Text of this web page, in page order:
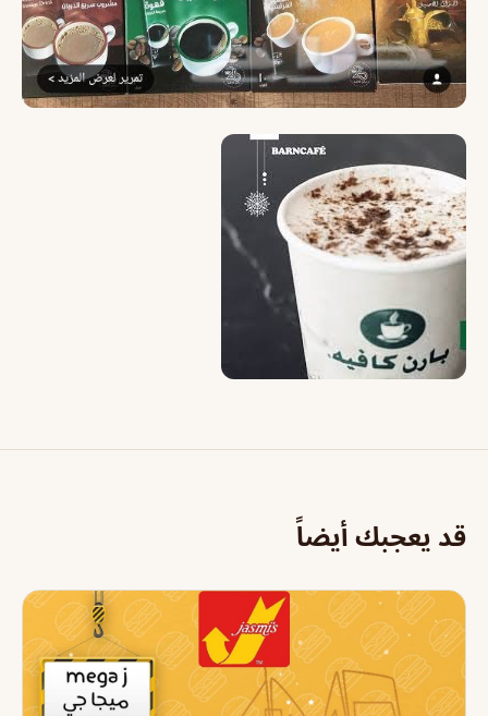
قد يعجبك أيضاً